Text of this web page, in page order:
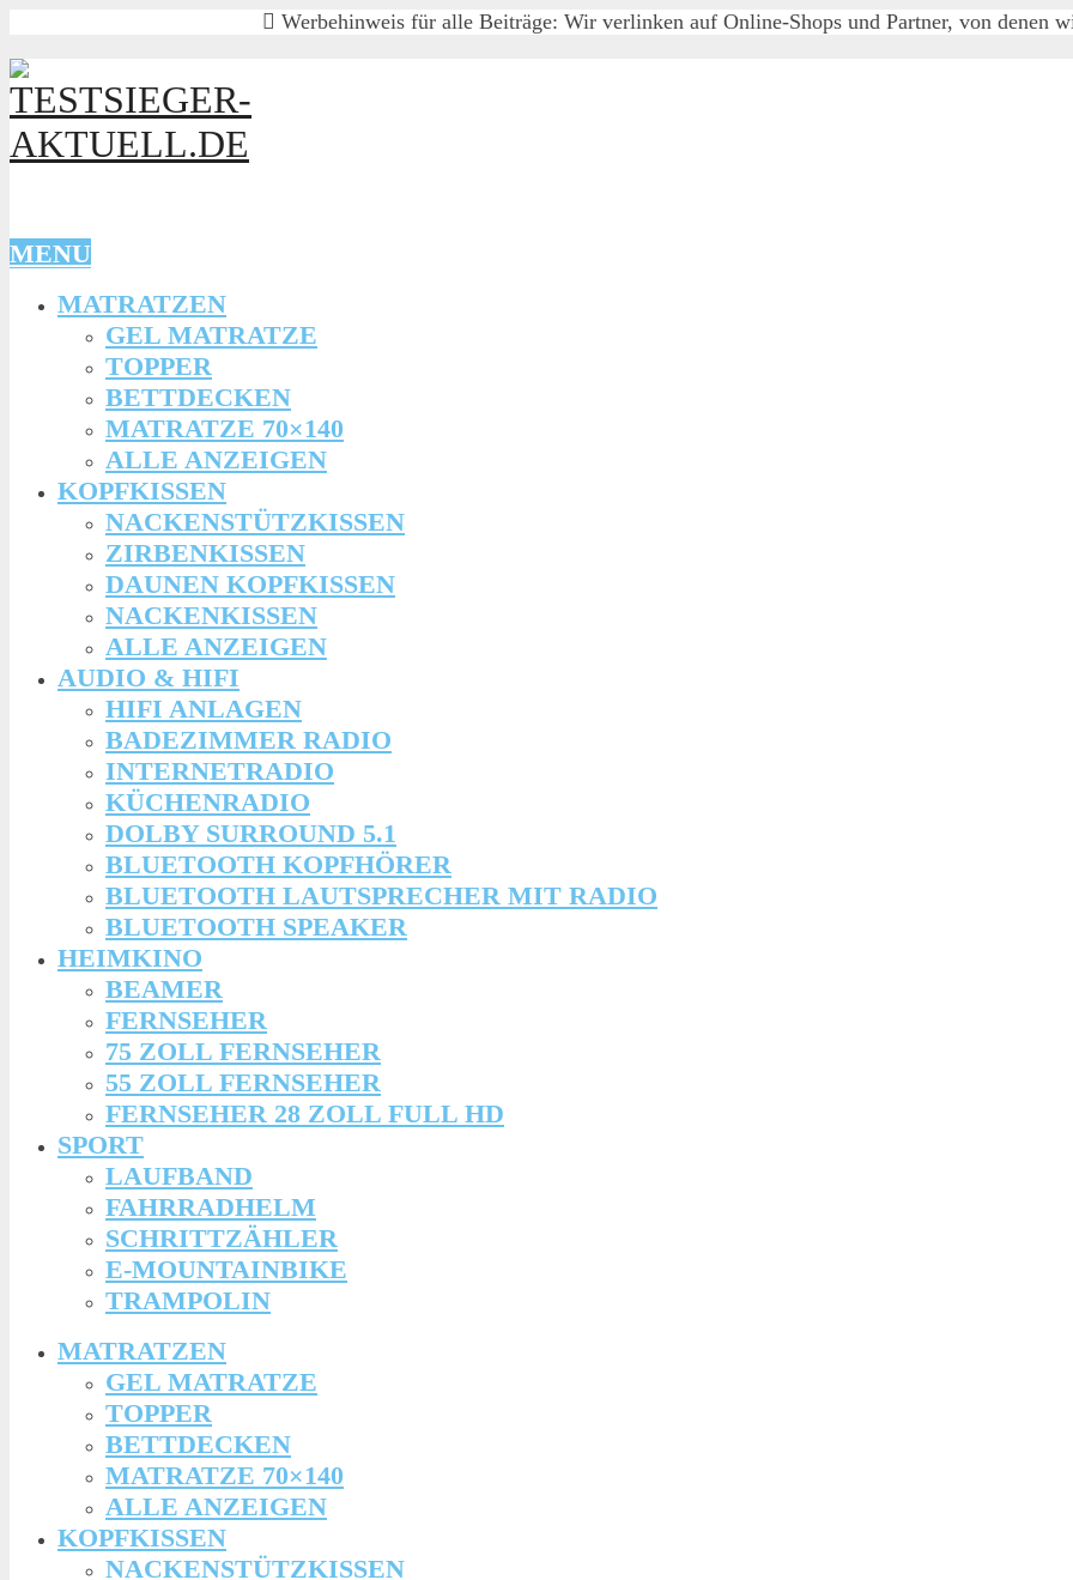
Werbehinweis für alle Beiträge: Wir verlinken auf Online-Shops und Partner, von denen
MENU
MATRATZEN
GEL MATRATZE
TOPPER
BETTDECKEN
MATRATZE 70×140
ALLE ANZEIGEN
KOPFKISSEN
NACKENSTÜTZKISSEN
ZIRBENKISSEN
DAUNEN KOPFKISSEN
NACKENKISSEN
ALLE ANZEIGEN
AUDIO & HIFI
HIFI ANLAGEN
BADEZIMMER RADIO
INTERNETRADIO
KÜCHENRADIO
DOLBY SURROUND 5.1
BLUETOOTH KOPFHÖRER
BLUETOOTH LAUTSPRECHER MIT RADIO
BLUETOOTH SPEAKER
HEIMKINO
BEAMER
FERNSEHER
75 ZOLL FERNSEHER
55 ZOLL FERNSEHER
FERNSEHER 28 ZOLL FULL HD
SPORT
LAUFBAND
FAHRRADHELM
SCHRITTZÄHLER
E-MOUNTAINBIKE
TRAMPOLIN
MATRATZEN
GEL MATRATZE
TOPPER
BETTDECKEN
MATRATZE 70×140
ALLE ANZEIGEN
KOPFKISSEN
NACKENSTÜTZKISSEN